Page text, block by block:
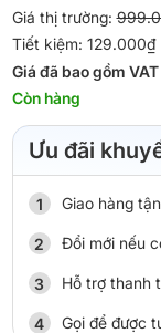
Giá thị trường:
Tiết kiệm: 129.000₫
Giá đã bao gồm VAT
Còn hàng
Ưu đãi
Giao hàng
Đổi mới nếu
Hỗ trợ thanh
Gọi để được